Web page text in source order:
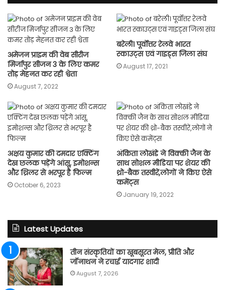
अमेजन प्राइम की वेब सीरीज
मिर्जापुर सीजन 3 के लिए कमर
तोड़ मेहनत कर रही श्वेता
August 7, 2022
बरेली। पूर्वोत्तर रेलवे भारत
स्काउट्स एवं गाइड्स जिला संघ
August 17, 2021
अक्षय कुमार की दमदार एक्टिंग
देख छलक पड़ेंगे आंसू, इमोशन्स
और थ्रिलर से भरपूर है फिल्म
October 6, 2023
अंकिता लोखंडे ने विक्की जैन के
साथ सोशल मीडिया पर शेयर की
थ्रो-बैक तस्वीरें,लोगों ने किए ऐसे
कमेंट्स
January 19, 2022
Latest Updates
तीन संस्कृतियों का खूबसूरत मेल, प्रीति और
जॉनाथन ने रचाई यादगार शादी
August 7, 2026